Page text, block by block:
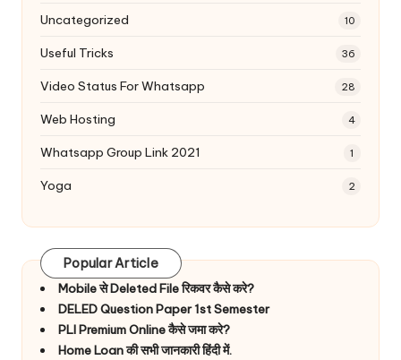
Uncategorized 10
Useful Tricks 36
Video Status For Whatsapp 28
Web Hosting 4
Whatsapp Group Link 2021 1
Yoga 2
Popular Article
Mobile से Deleted File रिकवर कैसे करे?
DELED Question Paper 1st Semester
PLI Premium Online कैसे जमा करे?
Home Loan की सभी जानकारी हिंदी में.